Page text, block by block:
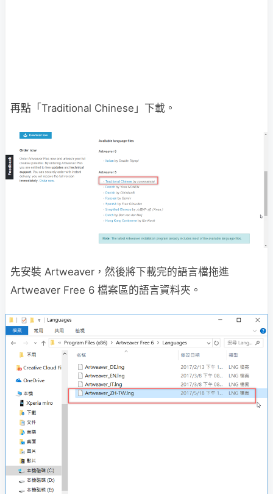
再點「Traditional Chinese」下載。
先安裝 Artweaver，然後將下載完的語言檔拖進
Artweaver Free 6 檔案區的語言資料夾。